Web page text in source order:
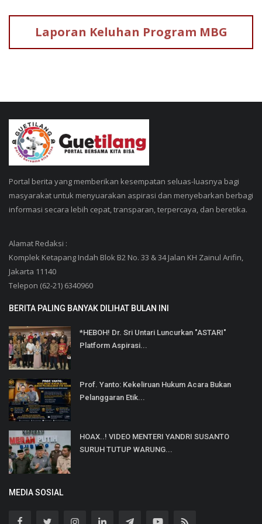
Laporan Keluhan Program MBG
Portal berita yang memberikan kesempatan seluas-luasnya bagi
masyarakat untuk menyuarakan aspirasi dan menyebarkan berbagi
informasi secara lebih cepat, transparan, terpercaya, dan beretika.
Alamat Redaksi :
Komplek Ketapang Indah Blok B2 No. 33 & 34 Jalan KH Zainul Arifin,
Jakarta 11140
Telepon (62-21) 6340960
BERITA PALING BANYAK DILIHAT BULAN INI
*HEBOH! Dr. Sri Untari Luncurkan "ASTARI"
Platform Aspirasi...
Prof. Yanto: Kekeliruan Hukum Acara Bukan
Pelanggaran Etik...
HOAX..! VIDEO MENTERI YANDRI SUSANTO
SURUH TUTUP WARUNG...
MEDIA SOSIAL